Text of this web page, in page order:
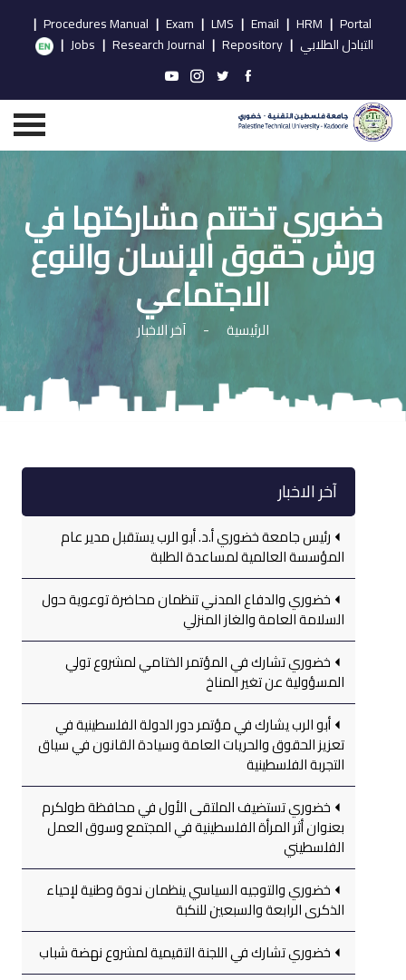
Portal
|
HRM
|
Email
|
LMS
|
Exam
|
Procedures Manual
|
التبادل الطلابي |
Repository
|
Research Journal
|
Jobs
|
خضوري تختتم مشاركتها في
ورش حقوق الإنسان والنوع
الاجتماعي
الرئيسية - آخر الاخبار
آخر الاخبار
رئيس جامعة خضوري أ.د. أبو الرب يستقبل مدير عام
المؤسسة العالمية لمساعدة الطلبة
خضوري والدفاع المدني تنظمان محاضرة توعوية حول
السلامة العامة والغاز المنزلي
خضوري تشارك في المؤتمر الختامي لمشروع تولي
المسؤولية عن تغير المناخ
أبو الرب يشارك في مؤتمر دور الدولة الفلسطينية في
تعزيز الحقوق والحريات العامة وسيادة القانون في سياق
التجربة الفلسطينية
خضوري تستضيف الملتقى الأول في محافظة طولكرم
بعنوان أثر المرأة الفلسطينية في المجتمع وسوق العمل
الفلسطيني
خضوري والتوجيه السياسي ينظمان ندوة وطنية لإحياء
الذكرى الرابعة والسبعين للنكبة
خضوري تشارك في اللجنة التقيمية لمشروع نهضة شباب